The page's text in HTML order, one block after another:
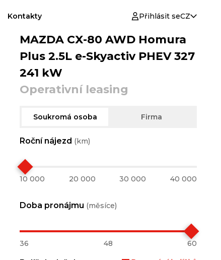
Kontakty Přihlásit seCZ
MAZDA CX-80 AWD Homura
Plus 2.5L e-Skyactiv PHEV 327
241 kW
Operativní leasing
Soukromá osoba Firma
Roční nájezd (km)
10 000 20 000 30 000 40 000
Doba pronájmu (měsíce)
36 48 60